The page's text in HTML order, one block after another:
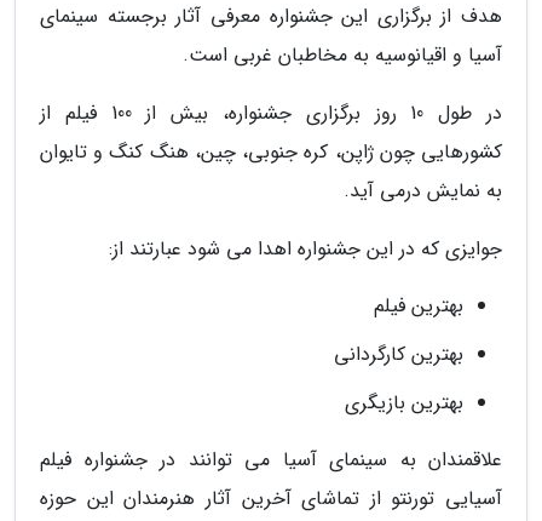
هدف از برگزاری این جشنواره معرفی آثار برجسته سینمای
آسیا و اقیانوسیه به مخاطبان غربی است.
در طول 10 روز برگزاری جشنواره، بیش از 100 فیلم از
کشورهایی چون ژاپن، کره جنوبی، چین، هنگ کنگ و تایوان
به نمایش درمی آید.
جوایزی که در این جشنواره اهدا می شود عبارتند از:
بهترین فیلم
بهترین کارگردانی
بهترین بازیگری
علاقمندان به سینمای آسیا می توانند در جشنواره فیلم
آسیایی تورنتو از تماشای آخرین آثار هنرمندان این حوزه